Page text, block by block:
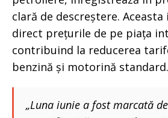
clară de descreștere. Aceasta
direct prețurile de pe piața
contribuind la reducerea
benzină și motorină standard.
„Luna iunie a fost marcată